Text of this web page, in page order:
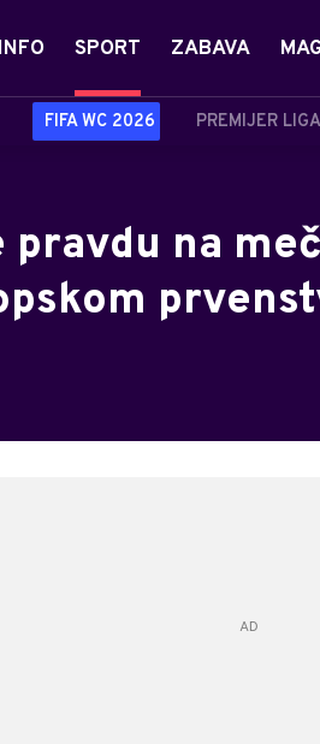
INFO SPORT
FIFA WC 2026 PREMIJER
ZABAVA
na